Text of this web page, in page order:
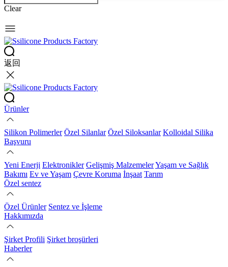
Clear
返回
Ürünler
Silikon Polimerler Özel Silanlar Özel Siloksanlar Kolloidal Silika
Başvuru
Yeni Enerji Elektronikler Gelişmiş MalzemelerYaşam ve Sağlık
Bakımı Ev ve Yaşam Çevre Koruma İnşaat Tarım
Özel sentez
Özel Ürünler Sentez ve İşleme
Hakkımızda
Şirket Profili Şirket broşürleri
Haberler